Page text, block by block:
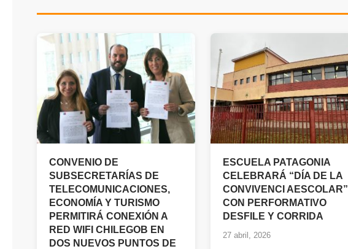
CONVENIO DE
SUBSECRETARÍAS DE
TELECOMUNICACIONES,
ECONOMÍA Y TURISMO
PERMITIRÁ CONEXIÓN A
RED WIFI CHILEGOB EN
DOS NUEVOS PUNTOS DE
ESCUELA PATAGONIA
CELEBRARÁ “DÍA DE LA
CONVIVENCI AESCOLAR”
CON PERFORMATIVO
DESFILE Y CORRIDA
27 abril, 2026